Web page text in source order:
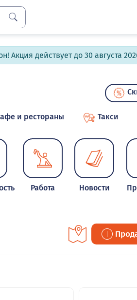
действует до 30 августа
и рестораны Такси
Работа Новости